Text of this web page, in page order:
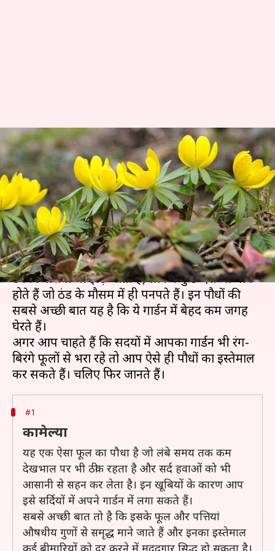
सर्दियों में गार्डन की खूबसूरती बढ़ाना
चाहते हैं तो जरूर लगाएं इन फूलों के
पौधे
लेखन अंजली Nov 16, 2020 05:49 pm
क्या है खबर?
आमतौर पर सर्दियों में फूल के पौधे मुरझा जाते हैं और
उनकी पत्तियां भी झड़ जाती हैं, लेकिन कुछ ऐसे भी पौधे
होते हैं जो ठंड के मौसम में ही पनपते हैं। इन पौधों की
सबसे अच्छी बात यह है कि ये गार्डन में बेहद कम जगह
घेरते हैं।
अगर आप चाहते हैं कि सर्दियों में आपका गार्डन भी रंग-
बिरंगे फूलों से भरा रहे तो आप ऐसे ही पौधों का इस्तेमाल
#1
कामेल्या
यह एक ऐसा फूल का पौधा है जो लंबे समय तक कम
देखभाल पर भी ठीक रहता है और सर्द हवाओं को भी
आसानी से सहन कर लेता है। इन खूबियों के कारण आप
इसे सर्दियों में अपने गार्डन में लगा सकते हैं।
सबसे अच्छी बात तो है कि इसके फूल और पत्तियां
औषधीय गुणों से समृद्ध माने जाते हैं और इनका इस्तेमाल
कई बीमारियों को दूर करने में मददगार सिद्ध हो सकता है।